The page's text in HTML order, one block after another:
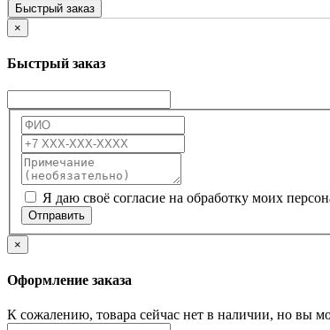
Быстрый заказ
×
Быстрый заказ
Я даю своё согласие на обработку моих
Отправить
×
Оформление заказа
К сожалению, товара сейчас нет в наличии, но вы